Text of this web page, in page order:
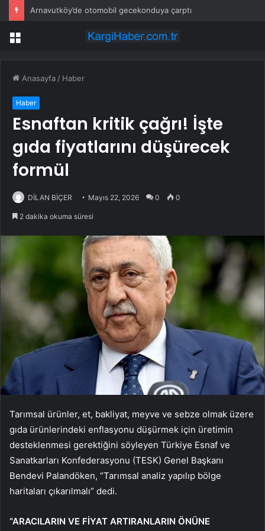
Arnavutköy’de otomobil gecekonduya çarptı
Menü
Anasayfa / Haber
Haber
Esnaftan kritik çağrı! İşte
gıda fiyatlarını düşürecek
formül
DİLAN BİÇER Mayıs 22, 2026 0 0
2 dakika okuma süresi
Tarımsal ürünler, et, bakliyat, meyve ve sebze olmak üzere
gıda ürünlerindeki enflasyonu düşürmek için üretimin
desteklenmesi gerektiğini söyleyen Türkiye Esnaf ve
Sanatkarları Konfederasyonu (TESK) Genel Başkanı
Bendevi Palandöken, “Tarımsal analiz yapılıp bölge
haritaları çıkarılmalı” dedi.
“ARACILARIN VE FİYAT ARTIRANLARIN ÖNÜNE